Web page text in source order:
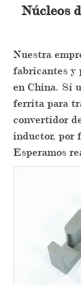
Núcleos
Nuestra
fabricantes y
en China. Si
ferrita para
convertidor
inductor, por
Esperamos